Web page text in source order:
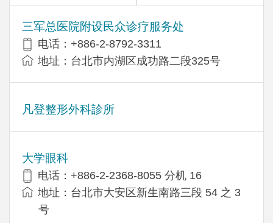
三军总医院附设民众诊疗服务处
电话：+886-2-8792-3311
地址：台北市内湖区成功路二段325号
凡登整形外科診所
大学眼科
电话：+886-2-2368-8055 分机 16
地址：台北市大安区新生南路三段 54 之 3
号